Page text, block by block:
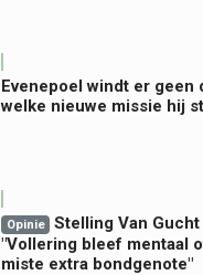
Evenepoel windt er geen
welke nieuwe missie hij
Opinie
Stelling Van
"Vollering bleef mentaal
miste extra bondgenote"